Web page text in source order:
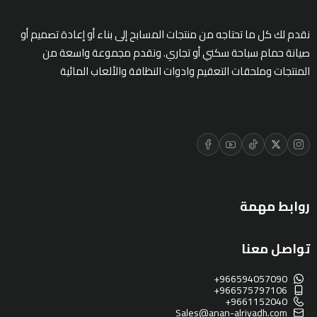
ادوات النظافة
الالعاب المائية
المقالات
نقدم لك كل ما تحتاجه من منتجات المسابح إلى بناء أو إعادة تصميم أو
صيانة حمام سباحة سكني أو تجاري. ونقدم مجموعة واسعة من
المنتجات وملحقات التعقيم وادوات النظافة والألعاب المائية
روابط مهمة
تواصل معنا
+966594057090
+966575797106
+9661152040
Sales@anan-alriyadh.com